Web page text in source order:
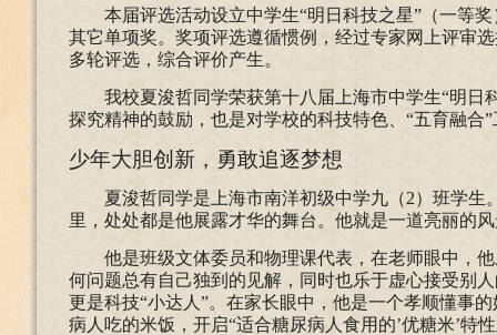
本届评选活动设立中学生“明日科技之星”（一等
其它单项奖。奖项评选遵循惯例，经过专家网上评审
多轮评选，综合评价产生。
我校夏浚哲同学荣获第十八届上海市中学生“明日
探究精神的鼓励，也是对学校的科技特色、“五育融合
少年大胆创新，勇敢追逐梦想
夏浚哲同学是上海市南洋初级中学九（2）班学生
里，处处都是他展露才华的舞台。他就是一道亮丽的
他是班级文体委员和物理课代表，在老师眼中，
何问题总有自己独到的见解，同时也乐于虚心接受别
更是科技“小达人”。在家长眼中，他是一个孝顺懂事
病人吃的米饭，开启“适合糖尿病人食用的’优糖米’特